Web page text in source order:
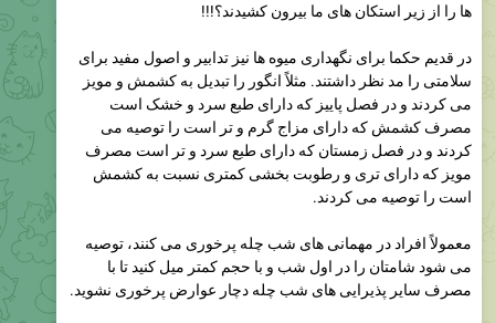
ها را از زیر استکان های ما بیرون کشیدند؟!!!
در قدیم حکما برای نگهداری میوه ها نیز تدابیر و اصول مفید برای
سلامتی را مد نظر داشتند. مثلاً انگور را تبدیل به کشمش و مویز
می کردند و در فصل پاییز که دارای طبع سرد و خشک است
مصرف کشمش که دارای مزاج گرم و تر است را توصیه می
کردند و در فصل زمستان که دارای طبع سرد و تر است مصرف
مویز که دارای تری و رطوبت بخشی کمتری نسبت به کشمش
است را توصیه می کردند.
معمولاً افراد در مهمانی های شب چله پرخوری می کنند، توصیه
می شود شامتان را در اول شب و با حجم کمتر میل کنید تا با
مصرف سایر پذیرایی های شب چله دچار عوارض پرخوری نشوید.